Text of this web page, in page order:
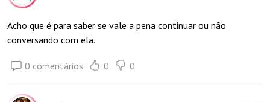
Acho que é para saber se vale a pena continuar ou não
conversando com ela.
0 comentários 0 0